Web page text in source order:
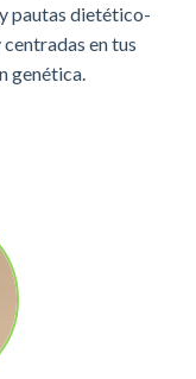
pautas dietético-
en tus
genética.